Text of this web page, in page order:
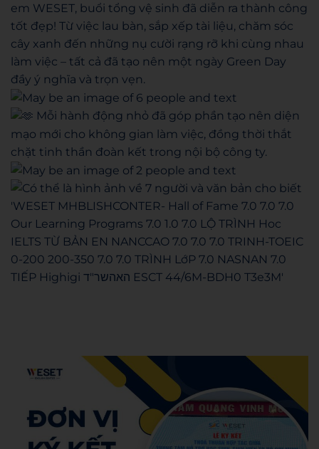
em WESET, buổi tổng vệ sinh đã diễn ra thành công
tốt đẹp! Từ việc lau bàn, sắp xếp tài liệu, chăm sóc
cây xanh đến những nụ cười rạng rỡ khi cùng nhau
làm việc – tất cả đã tạo nên một ngày Green Day
đầy ý nghĩa và trọn vẹn.
Mỗi hành động nhỏ đã góp phần tạo nên diện
mạo mới cho không gian làm việc, đồng thời thắt
chặt tinh thần đoàn kết trong nội bộ công ty.